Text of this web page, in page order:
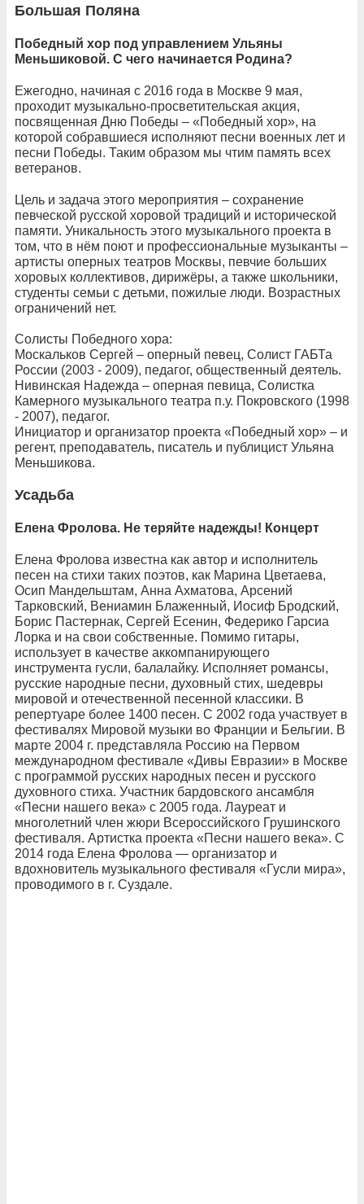
Большая Поляна
Победный хор под управлением Ульяны
Меньшиковой. С чего начинается Родина?
Ежегодно, начиная с 2016 года в Москве 9 мая,
проходит музыкально-просветительская акция,
посвященная Дню Победы – «Победный хор», на
которой собравшиеся исполняют песни военных лет и
песни Победы. Таким образом мы чтим память всех
ветеранов.
Цель и задача этого мероприятия – сохранение
певческой русской хоровой традиций и исторической
памяти. Уникальность этого музыкального проекта в
том, что в нём поют и профессиональные музыканты –
артисты оперных театров Москвы, певчие больших
хоровых коллективов, дирижёры, а также школьники,
студенты семьи с детьми, пожилые люди. Возрастных
ограничений нет.
Солисты Победного хора:
Москальков Сергей – оперный певец, Солист ГАБТа
России (2003 - 2009), педагог, общественный деятель.
Нивинская Надежда – оперная певица, Солистка
Камерного музыкального театра п.у. Покровского (1998
- 2007), педагог.
Инициатор и организатор проекта «Победный хор» – и
регент, преподаватель, писатель и публицист Ульяна
Меньшикова.
Усадьба
Елена Фролова. Не теряйте надежды! Концерт
Елена Фролова известна как автор и исполнитель
песен на стихи таких поэтов, как Марина Цветаева,
Осип Мандельштам, Анна Ахматова, Арсений
Тарковский, Вениамин Блаженный, Иосиф Бродский,
Борис Пастернак, Сергей Есенин, Федерико Гарсиа
Лорка и на свои собственные. Помимо гитары,
использует в качестве аккомпанирующего
инструмента гусли, балалайку. Исполняет романсы,
русские народные песни, духовный стих, шедевры
мировой и отечественной песенной классики. В
репертуаре более 1400 песен. С 2002 года участвует в
фестивалях Мировой музыки во Франции и Бельгии. В
марте 2004 г. представляла Россию на Первом
международном фестивале «Дивы Евразии» в Москве
с программой русских народных песен и русского
духовного стиха. Участник бардовского ансамбля
«Песни нашего века» с 2005 года. Лауреат и
многолетний член жюри Всероссийского Грушинского
фестиваля. Артистка проекта «Песни нашего века». С
2014 года Елена Фролова — организатор и
вдохновитель музыкального фестиваля «Гусли мира»,
проводимого в г. Суздале.